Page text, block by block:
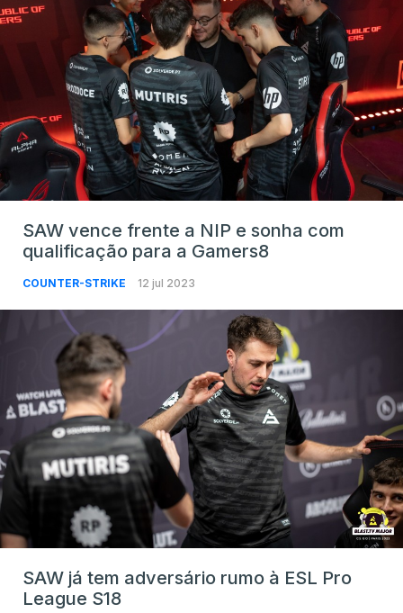
SAW vence frente a NIP e sonha com
qualificação para a Gamers8
COUNTER-STRIKE 12 jul 2023
SAW já tem adversário rumo à ESL Pro
League S18